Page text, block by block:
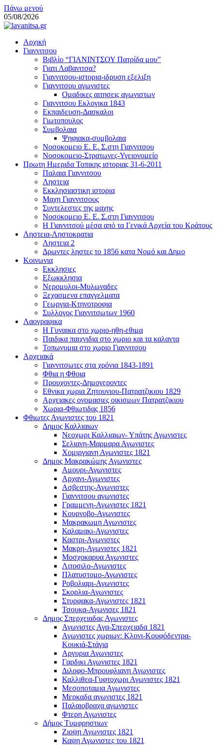
Μεταπηδήστε
στο
περιεχόμενο
Πάνω μενού
05/08/2026
lavanitsa.gr
Το λεύτερο βουνό
Αρχική
Γιαννιτσου
Βιβλίο “ΓΙΑΝΙΝΤΣΟΥ Πατρίδα μου”
Γιατι Λαβανιτσα?
Γιαννιτσου-ιστορια-ιδρυση εξελιξη
Γιαννιτσου αγωνιστες
Ομαδικες αιτησεις αγωνιστων
Γιαννιτσου Εκλογικα 1843
Εκπαιδευση-Δασκαλοι
Γιωτοπουλος
Συμβολαια
Ψηφιακα-συμβολαια
Νοσοκομειο Ε. Ε. Σ.στη Γιαννιτσου
Νοσοκομειο-Στρατωνες-Υγειονομείο
Πρωτη Ημεριδα Τοπικης ιστοριας 31-6-2011
Παλαια Γιαννιτσου
Ληστεια
Εκκλησιαστικη ιστορια
Μαχη Γιαννιτσους
Συντελεστες της μαχης
Νοσοκομειο Ε. Ε. Σ.στη Γιαννιτσου
Η Γιαννιτσού μέσα από τα Γενικά Αρχεία του Κράτους
Ληστεια-Ληστοκρατια
Ληστεια 2
Δρωντες ληστες το 1856 κατα Νομό και Δημο
Κοινωνια
Εκκλησιες
Εξωκκλησια
Νερομυλοι-Μυλωναδες
Ξεχασμενα επαγγελματα
Γεωργια-Κτηνοτροφια
Συλλογος Γιαννιτσωτων 1960
Λαογραφικα
Η Γυναικα στο χωριο-ηθη-εθιμα
Παιδικα παιχνιδια στο χωριο και τα καλαντα
Τοπωνυμια στο χωριο Γιαννιτσου
Αρχειακά
Γιαννιτσωτες στα χρόνια 1843-1891
Φθια η Φθοια
Προυχοντες-Δημογεροντες
Εθνικα χωρια Ζητουνιου-Πατρατζικιου 1829
Αρχειακες ονομασιες οικισμων Πατρατζικιου
Χωρια-Φθιωτιδας 1856
Φθιωτες Αγωνιστες του 1821
Δημος Καλλιαιων
Νεοχωρι Καλλιαιων- Υπάτης Αγωνιστες
Σελιανη-Μαρμαρα Αγωνιστες
Χομιργιανη Αγωνιστες 1821
Δημος Μακρακώμης Αγωνιστες
Αμουρι-Αγωνιστες
Αρχανι-Αγωνιστες
Ασβεστης-Αγωνιστες
Γιαννιτσου αγωνιστες
Γραμμενη-Αγωνιστες 1821
Κουρνοβο-Αγωνιστες
Μακρακωμη Αγωνιστες
Καλαμακι-Αγωνιστες
Καστρι-Αγωνιστες
Μακρη-Αγωνιστες 1821
Μοσχοκαρυα Αγωνιστες
Λιτοσιλο-Αγωνιστες
Πλατυστομο-Αγωνιστες
Ροβολιαρι-Αγωνιστες
Σκορλια-Αγωνιστες
Στυρφακα-Αγωνιστες 1821
Τσουκα-Αγωνισες 1821
Δημος Σπερχειαδας Αγωνιστες
Αγωνιστες Αγα-Σπερχειαδα 1821
Αγωνιστες χωριων: Κλονι-Κουφόδεντρα-
Κουκιά-Στάγια
Αργυρια Αγωνιστες
Γαρδικι Αγωνιστες 1821
Διλοφο-Μπρουφλιανη Αγωνιστες
Καλλιθεα-Γυφτοχωρι Αγωνιστες 1821
Μεσοποταμια Αγωνιστες
Μερκαδα αγωνιστες 1821
Παλαιοβραχα αγωνιστες
Φτερη Αγωνιστες
Δήμος Τυμφρηστιων
Ζιοψη Αγωνιστες 1821
Καψη Αγωνιστες του 1821